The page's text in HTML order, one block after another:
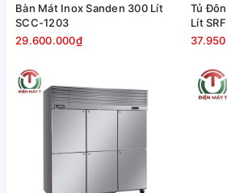
Bàn Mát Inox Sanden 300 Lít
SCC-1203
29.600.000₫
Tủ
Lít